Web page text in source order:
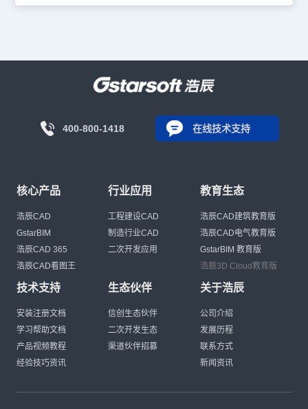
400-800-1418 在线技术支持
核心产品
浩辰CAD
GstarBIM
浩辰CAD 365
浩辰CAD看图王
行业应用
工程建设CAD
制造行业CAD
二次开发应用
教育生态
浩辰CAD建筑教育版
浩辰CAD电气教育版
GstarBIM 教育版
浩辰3D Cloud教育版
技术支持
安装注册文档
学习帮助文档
产品视频教程
经验技巧资讯
生态伙伴
信创生态伙伴
二次开发生态
渠道伙伴招募
关于浩辰
公司介绍
发展历程
联系方式
新闻资讯